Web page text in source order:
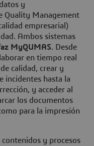
y
Quality Management
empresarial)
Ambos sistemas
MyQUMAS. Desde
en tiempo real
calidad, crear y
incidentes hasta la
y acceder al
los documentos
para la impresión
y procesos